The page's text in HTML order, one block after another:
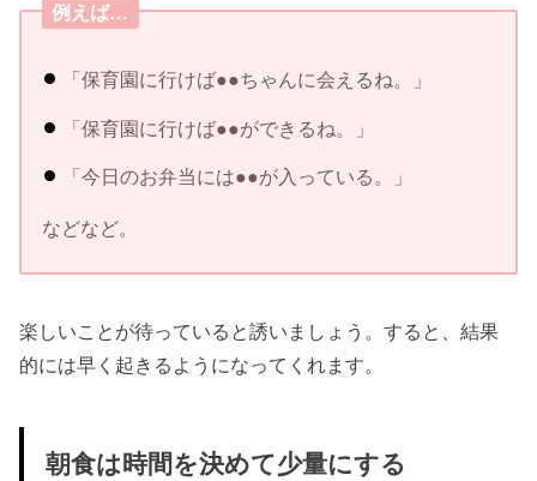
例えば…
「保育園に行けば●●ちゃんに会えるね。」
「保育園に行けば●●ができるね。」
「今日のお弁当には●●が入っている。」
などなど。
楽しいことが待っていると誘いましょう。すると、結果
的には早く起きるようになってくれます。
朝食は時間を決めて少量にする